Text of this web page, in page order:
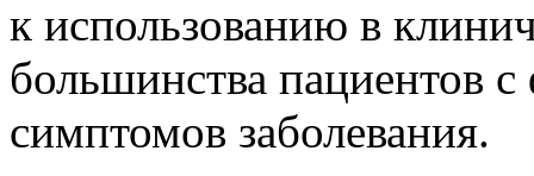
к использованию в
большинства пациентов
симптомов заболевания.